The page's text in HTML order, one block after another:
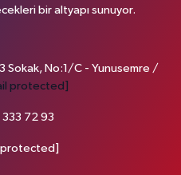
bir altyapı sunuyor.
Sokak, No:1/C - Yunusemre /
protected]
72 93
protected]